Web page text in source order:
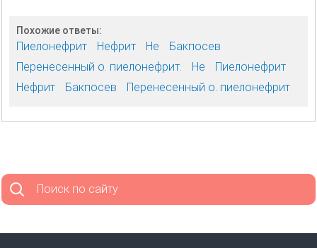
Похожие ответы:
Пиелонефрит Нефрит Не
Бакпосев
Перенесенный о. пиелонефрит.
Не
Пиелонефрит
Нефрит
Бакпосев Перенесенный о. пиелонефрит
Поиск по сайту